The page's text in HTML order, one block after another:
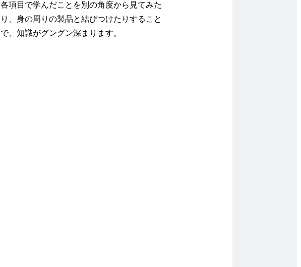
各項目で学んだことを別の角度から見てみた
り、身の周りの製品と結びつけたりすること
で、知識がグングン深まります。